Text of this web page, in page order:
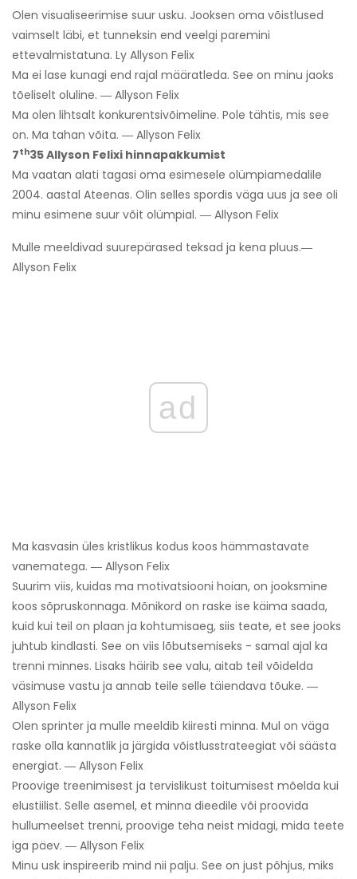
Olen visualiseerimise suur usku. Jooksen oma võistlused
vaimselt läbi, et tunneksin end veelgi paremini
ettevalmistatuna. Ly Allyson Felix
Ma ei lase kunagi end rajal määratleda. See on minu jaoks
tõeliselt oluline. ― Allyson Felix
Ma olen lihtsalt konkurentsivõimeline. Pole tähtis, mis see
on. Ma tahan võita. ― Allyson Felix
7th35 Allyson Felixi hinnapakkumist
Ma vaatan alati tagasi oma esimesele olümpiamedalile
2004. aastal Ateenas. Olin selles spordis väga uus ja see oli
minu esimene suur võit olümpial. ― Allyson Felix
Mulle meeldivad suurepärased teksad ja kena pluus.―
Allyson Felix
ad
Ma kasvasin üles kristlikus kodus koos hämmastavate
vanematega. ― Allyson Felix
Suurim viis, kuidas ma motivatsiooni hoian, on jooksmine
koos sõpruskonnaga. Mõnikord on raske ise käima saada,
kuid kui teil on plaan ja kohtumisaeg, siis teate, et see jooks
juhtub kindlasti. See on viis lõbutsemiseks - samal ajal ka
trenni minnes. Lisaks häirib see valu, aitab teil võidelda
väsimuse vastu ja annab teile selle täiendava tõuke. ―
Allyson Felix
Olen sprinter ja mulle meeldib kiiresti minna. Mul on väga
raske olla kannatlik ja järgida võistlusstrateegiat või säästa
energiat. ― Allyson Felix
Proovige treenimisest ja tervislikust toitumisest mõelda kui
elustiilist. Selle asemel, et minna dieedile või proovida
hullumeelset trenni, proovige teha neist midagi, mida teete
iga päev. ― Allyson Felix
Minu usk inspireerib mind nii palju. See on just põhjus, miks